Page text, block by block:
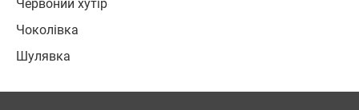
Червоний хутір
Чоколівка
Шулявка